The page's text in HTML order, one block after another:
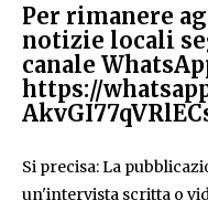
Per rimanere
notizie locali
canale
https://
Si precisa: La
un'intervista scritta o